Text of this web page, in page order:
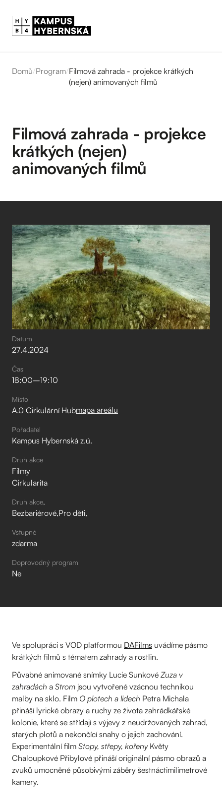
Domů/Program/Filmová zahrada - projekce krátkých
(nejen) animovaných filmů
Filmová zahrada - projekce
krátkých (nejen)
animovaných filmů
Datum
27.4.2024
Čas
18:00–⁠19:10
Místo
A.0 Cirkulární Hubmapa areálu
Pořadatel
Kampus Hybernská z.ú.
Druh akce
Filmy
Cirkularita
Druh akce
Bezbariérové Pro děti
Vstupné
zdarma
Doprovodný program
Ne
Ve spolupráci s VOD platformou DAFilms uvádíme pásmo
krátkých filmů s tématem zahrady a rostlin.
Půvabné animované snímky Lucie Sunkové Zuza v
zahradách a Strom jsou vytvořené vzácnou technikou
malby na sklo. Film O plotech a lidech Petra Michala
přináší lyrické obrazy a ruchy ze života zahrádkářské
kolonie, které se střídají s výjevy z neudržovaných zahrad,
starých plotů a nekončící snahy o jejich zachování.
Experimentální film Stopy, střepy, kořenyKvěty
Chaloupkové Přibylové přináší originální pásmo obrazů a
zvuků umocněné působivými záběry šestnáctimilimetrové
kamery.